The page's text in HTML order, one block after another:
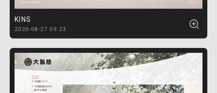
KINS
2020-08-27 09:23